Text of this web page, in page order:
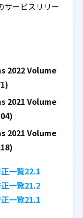
サービスリリー
2022 Volume
2021 Volume
2021 Volume
一覧22.1
一覧21.2
一覧21.1